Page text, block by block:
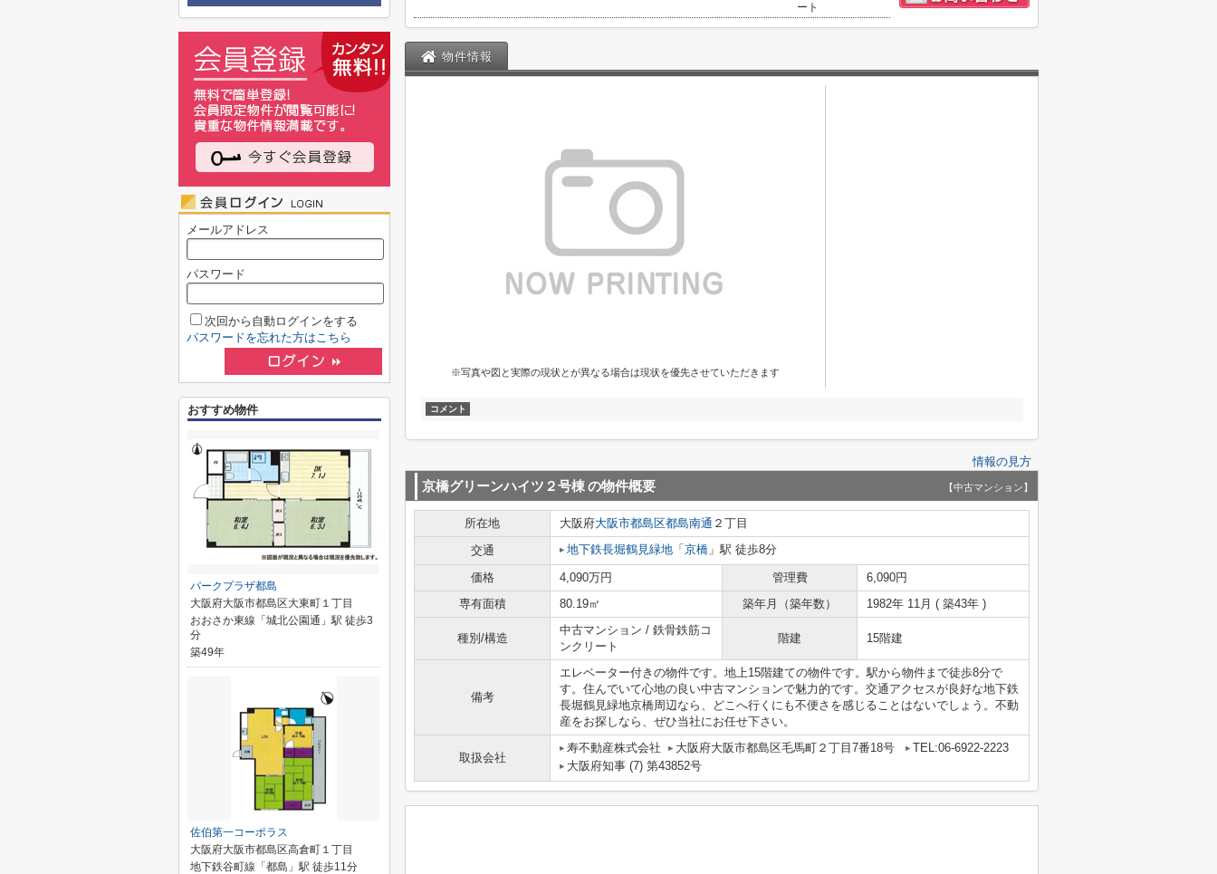
ート
物件情報
※写真や図と実際の現状とが異なる場合は現状を優先させていただきます
コメント
情報の見方
京橋グリーンハイツ２号棟の物件概要 【中古マンション】
所在地 大阪府大阪市都島区都島南通 ２丁目
交通
地下鉄長堀鶴見緑地 「 京橋 」駅 徒歩8分
価格 4,090万円 管理費
6,090円
専有面積
80.19㎡ 築年月（築年数） 1982年 11月 ( 築43年 )
種別/構造
中古マンション / 鉄骨鉄筋コ
ンクリート
階建 15階建
備考
エレベーター付きの物件です。地上15階建ての物件です。駅から物件まで徒歩8分で
す。住んでいて心地の良い中古マンションで魅力的です。交通アクセスが良好な地下鉄
長堀鶴見緑地京橋周辺なら、どこへ行くにも不便さを感じることはないでしょう。不動
産をお探しなら、ぜひ当社にお任せ下さい。
取扱会社
寿不動産株式会社 大阪府大阪市都島区毛馬町２丁目7番18号
TEL:06-6922-2223
大阪府知事 (7) 第43852号
メールアドレス
パスワード
次回から自動ログインをする
パスワードを忘れた方はこちら
おすすめ物件
パークプラザ都島
大阪府大阪市都島区大東町１丁目
おおさか東線「城北公園通」駅 徒歩3
分
築49年
佐伯第一コーポラス
大阪府大阪市都島区高倉町１丁目
地下鉄谷町線「都島」駅 徒歩11分